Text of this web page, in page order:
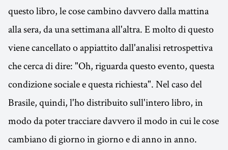
questo libro, le cose cambino davvero dalla mattina
alla sera, da una settimana all'altra. E molto di questo
viene cancellato o appiattito dall'analisi retrospettiva
che cerca di dire: "Oh, riguarda questo evento, questa
condizione sociale e questa richiesta". Nel caso del
Brasile, quindi, l'ho distribuito sull'intero libro, in
modo da poter tracciare davvero il modo in cui le cose
cambiano di giorno in giorno e di anno in anno.